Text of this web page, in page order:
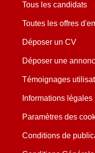
Tous les candidats
Toutes les offres
Déposer un CV
Déposer une
Témoignages
Informations légales
Paramètres des
Conditions de